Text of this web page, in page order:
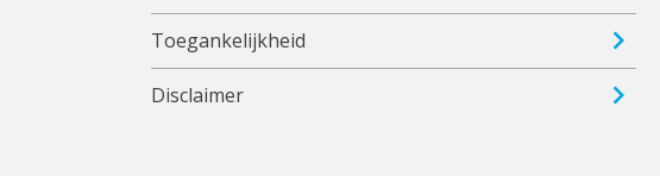
Toegankelijkheid
Disclaimer